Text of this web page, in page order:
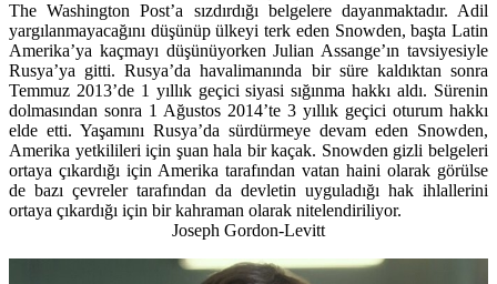
The Washington Post’a sızdırdığı belgelere dayanmaktadır. Adil
yargılanmayacağını düşünüp ülkeyi terk eden Snowden, başta Latin
Amerika’ya kaçmayı düşünüyorken Julian Assange’ın tavsiyesiyle
Rusya’ya gitti. Rusya’da havalimanında bir süre kaldıktan sonra
Temmuz 2013’de 1 yıllık geçici siyasi sığınma hakkı aldı. Sürenin
dolmasından sonra 1 Ağustos 2014’te 3 yıllık geçici oturum hakkı
elde etti. Yaşamını Rusya’da sürdürmeye devam eden Snowden,
Amerika yetkilileri için şuan hala bir kaçak. Snowden gizli belgeleri
ortaya çıkardığı için Amerika tarafından vatan haini olarak görülse
de bazı çevreler tarafından da devletin uyguladığı hak ihlallerini
ortaya çıkardığı için bir kahraman olarak nitelendiriliyor.
Joseph Gordon-Levitt